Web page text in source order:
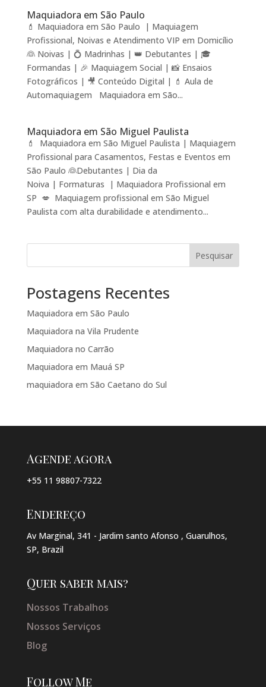
Maquiadora em São Paulo
💄 Maquiadora em São Paulo | Maquiagem
Profissional, Noivas e Atendimento VIP em Domicílio
👰 Noivas | 💍 Madrinhas | 👑 Debutantes | 🎓
Formandas | 🎉 Maquiagem Social | 📸 Ensaios
Fotográficos | 🎥 Conteúdo Digital | 💄 Aula de
Automaquiagem Maquiadora em São...
Maquiadora em São Miguel Paulista
💄 Maquiadora em São Miguel Paulista | Maquiagem
Profissional para Casamentos, Festas e Eventos em
São Paulo 👰Debutantes | Dia da
Noiva | Formaturas | Maquiadora Profissional em
SP 💋 Maquiagem profissional em São Miguel
Paulista com alta durabilidade e atendimento...
Pesquisar
Postagens Recentes
Maquiadora em São Paulo
Maquiadora na Vila Prudente
Maquiadora no Carrão
Maquiadora em Mauá SP
maquiadora em São Caetano do Sul
Agende agora
+55 11 98807-7322
Endereço
Av Marginal, 341 - Jardim santo Afonso , Guarulhos,
SP, Brazil
Quer saber mais?
Nossos Trabalhos
Nossos Serviços
Blog
Follow Me